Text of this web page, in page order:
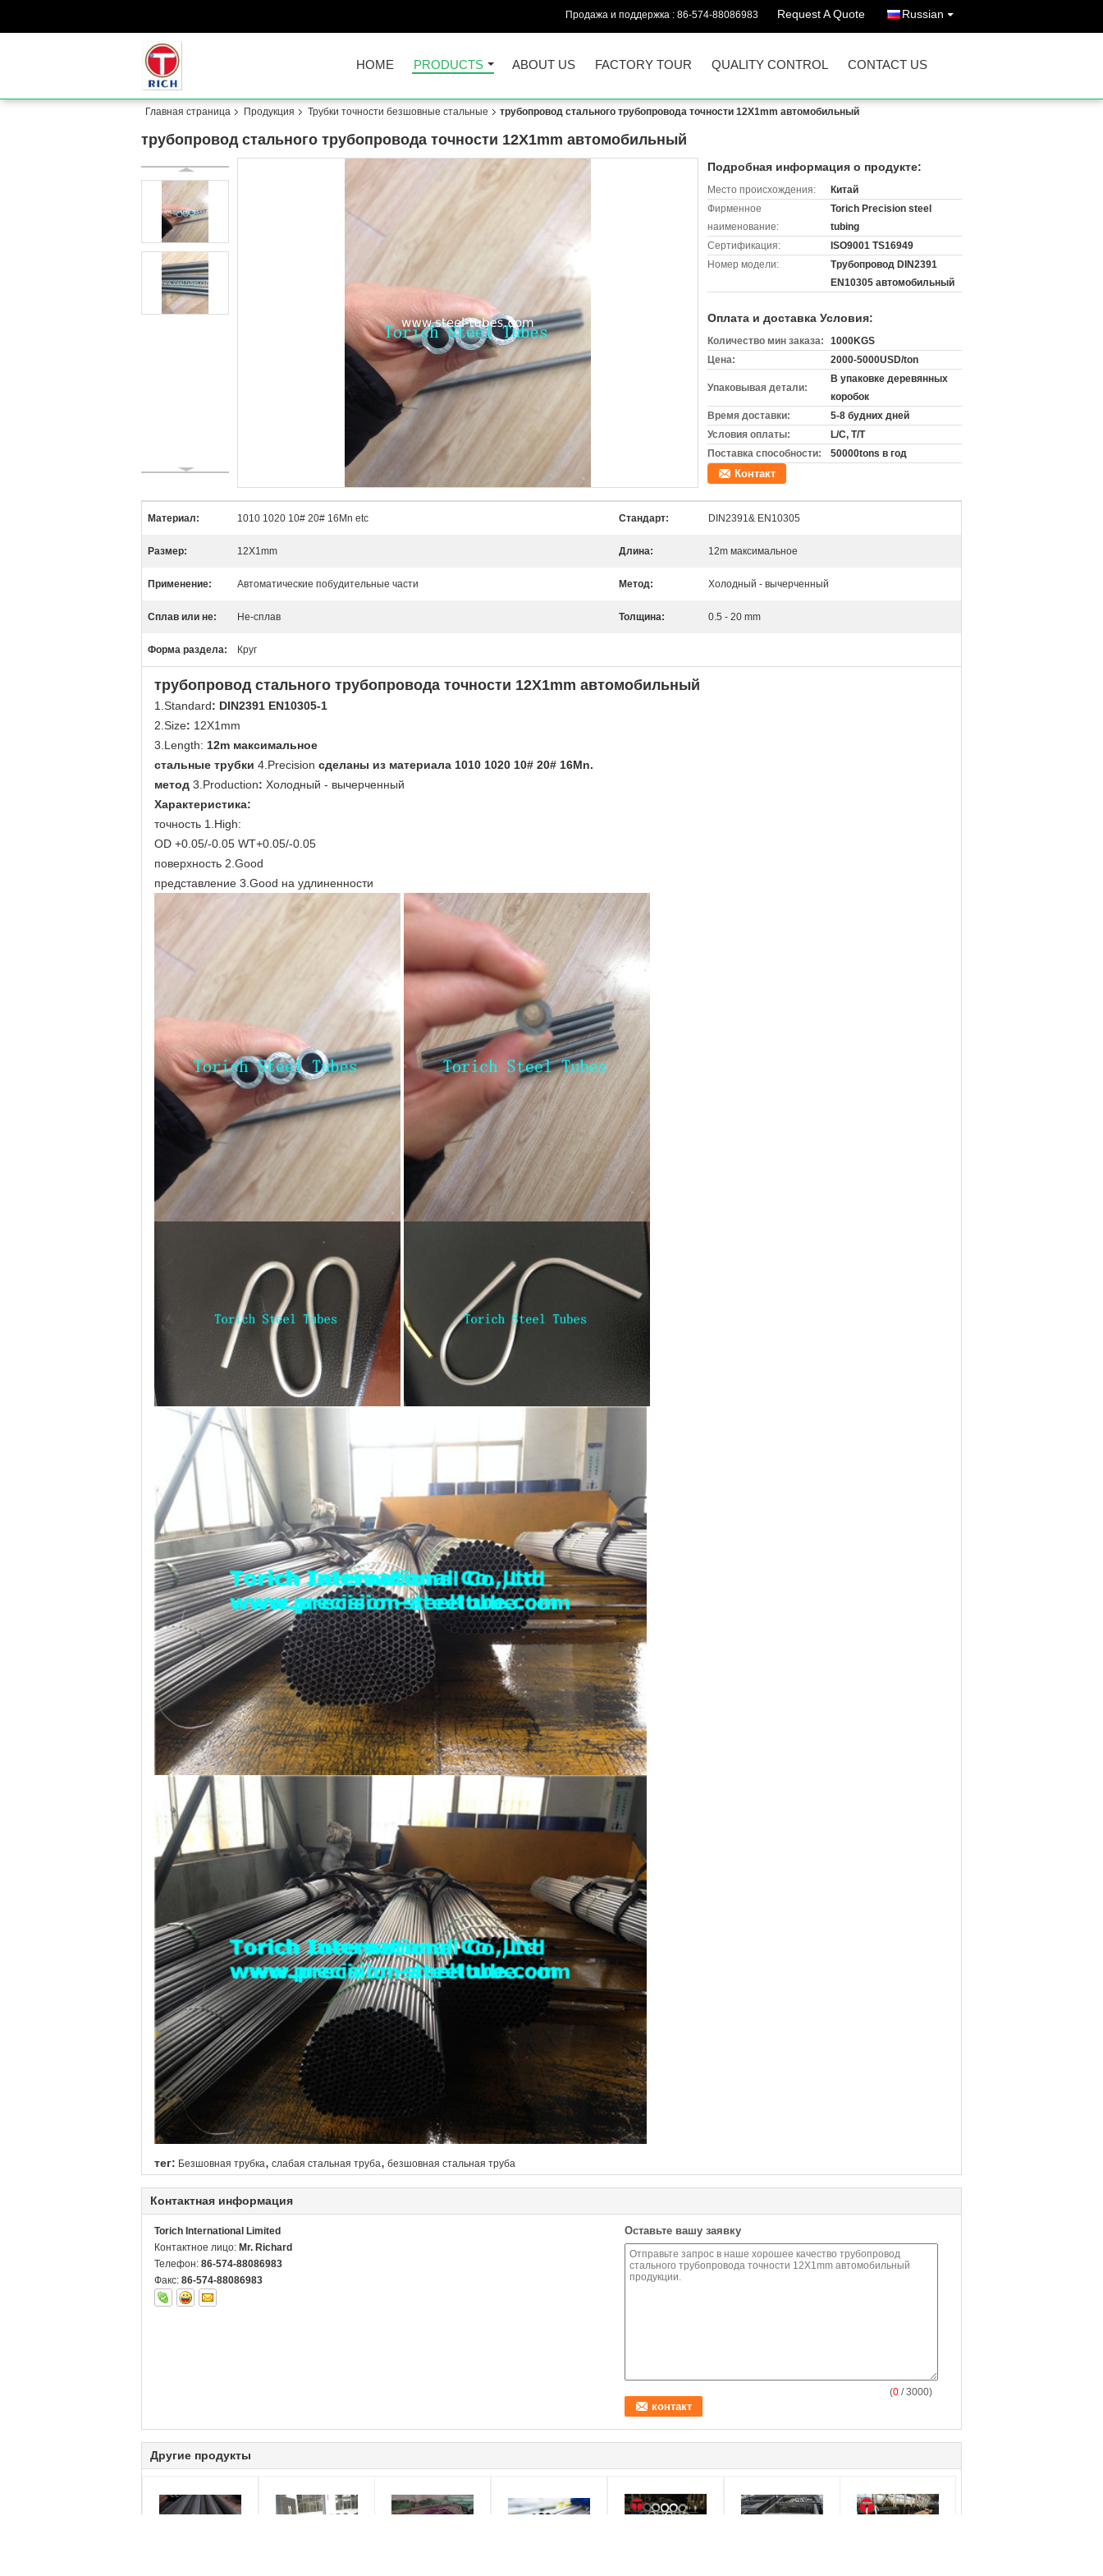
Продажа и поддержка : 86-574-88086983 Request A Quote Russian
HOME PRODUCTS ABOUT US FACTORY TOUR QUALITY CONTROL CONTACT US
Главная страница Продукция Трубки точности безшовные стальные трубопровод стального трубопровода точности 12X1mm автомобильный
трубопровод стального трубопровода точности 12X1mm автомобильный
Подробная информация о продукте:
Место происхождения:
Китай
Фирменное
наименование:
Torich Precision steel
tubing
Сертификация:
ISO9001 TS16949
Номер модели:
Трубопровод DIN2391
EN10305 автомобильный
Оплата и доставка Условия:
Количество мин заказа:
1000KGS
Цена:
2000-5000USD/ton
Упаковывая детали:
В упаковке деревянных
коробок
Время доставки:
5-8 будних дней
Условия оплаты:
L/C, T/T
Поставка способности:
50000tons в год
Контакт
Материал: 1010 1020 10# 20# 16Mn etc Стандарт: DIN2391& EN10305
Размер: 12X1mm Длина: 12m максимальное
Применение: Автоматические побудительные части Метод: Холодный - вычерченный
Сплав или не: Не-сплав Толщина: 0.5 - 20 mm
Форма раздела: Круг
трубопровод стального трубопровода точности 12X1mm автомобильный
1.Standard: DIN2391 EN10305-1
2.Size: 12X1mm
3.Length: 12m максимальное
стальные трубки 4.Precision сделаны из материала 1010 1020 10# 20# 16Mn.
метод 3.Production: Холодный - вычерченный
Характеристика:
точность 1.High:
OD +0.05/-0.05 WT+0.05/-0.05
поверхность 2.Good
представление 3.Good на удлиненности
тег: Безшовная трубка, слабая стальная труба, безшовная стальная труба
Контактная информация
Torich International Limited
Контактное лицо: Mr. Richard
Телефон: 86-574-88086983
Факс: 86-574-88086983
Оставьте вашу заявку
(0 / 3000)
Другие продукты